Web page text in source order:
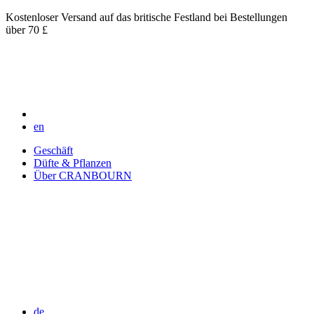
Kostenloser Versand auf das britische Festland bei Bestellungen
über 70 £
en
Geschäft
Düfte & Pflanzen
Über CRANBOURN
de